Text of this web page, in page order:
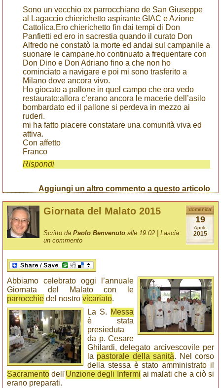
Sono un vecchio ex parrocchiano de San Giuseppe
al Lagaccio chierichetto aspirante GIAC e Azione
Cattolica.Ero chierichetto fin dai tempi di Don
Panfietti ed ero in sacrestia quando il curato Don
Alfredo ne constatò la morte ed andai sul campanile a
suonare le campane.ho continuato a frequentare con
Don Dino e Don Adriano fino a che non ho
cominciato a navigare e poi mi sono trasferito a
Milano dove ancora vivo.
Ho giocato a pallone in quel campo che ora vedo
restaurato:allora c’erano ancora le macerie dell’asilo
bombardato ed il pallone si perdeva in mezzo ai
ruderi.
mi ha fatto piacere constatare una comunità viva ed
attiva.
Con affetto
Franco
Rispondi
Aggiungi un altro commento a questo articolo
domenica
19
Aprile
2015
Giornata del Malato 2015
Scritto da Paolo Benvenuto alle 19:02 | Lascia
un commento
Abbiamo celebrato oggi l’annuale
Giornata del Malato con le
parrocchie del nostro vicariato.
La S. Messa
è stata
presieduta
da p. Cesare
Ghilardi, delegato arcivescovile per
la pastorale della sanità. Nel corso
della stessa è stato amministrato il
Sacramento dell'Unzione degli Infermi ai malati che a ciò si
erano preparati.